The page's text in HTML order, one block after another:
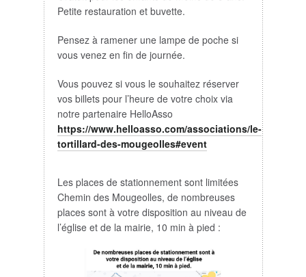
Petite restauration et buvette.
Pensez à ramener une lampe de poche si
vous venez en fin de journée.
Vous pouvez si vous le souhaitez réserver
vos billets pour l’heure de votre choix via
notre partenaire HelloAsso
https://www.helloasso.com/associations/le-
tortillard-des-mougeolles#event
Les places de stationnement sont limitées
Chemin des Mougeolles, de nombreuses
places sont à votre disposition au niveau de
l’église et de la mairie, 10 min à pied :